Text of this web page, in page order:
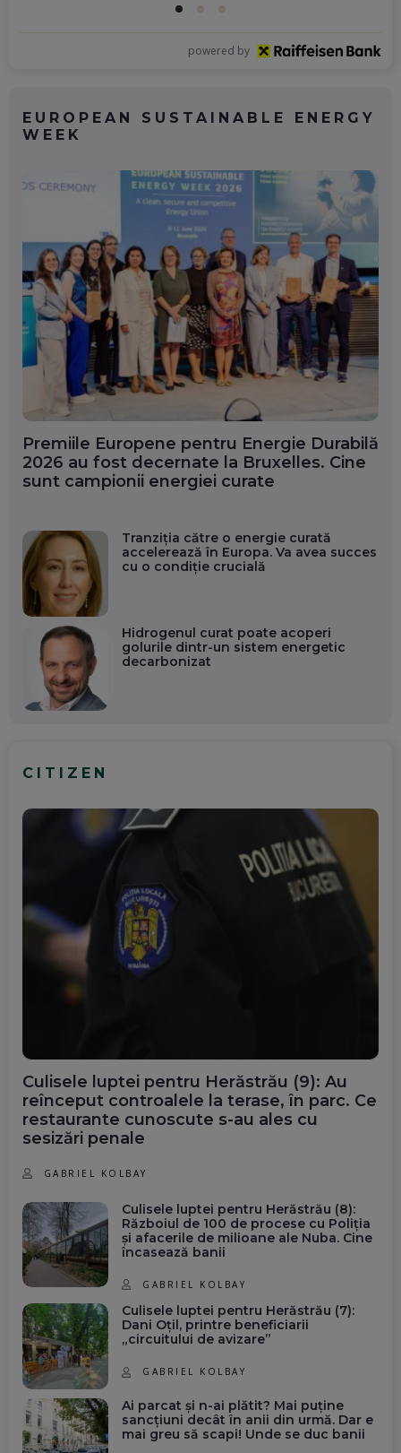
powered by
EUROPEAN SUSTAINABLE ENERGY
WEEK
Premiile Europene pentru Energie Durabilă
2026 au fost decernate la Bruxelles. Cine
sunt campionii energiei curate
Tranziția către o energie curată
accelerează în Europa. Va avea succes
cu o condiție crucială
Hidrogenul curat poate acoperi
golurile dintr-un sistem energetic
decarbonizat
CITIZEN
Culisele luptei pentru Herăstrău (9): Au
reînceput controalele la terase, în parc. Ce
restaurante cunoscute s-au ales cu
sesizări penale
GABRIEL KOLBAY
Culisele luptei pentru Herăstrău (8):
Războiul de 100 de procese cu Poliția
și afacerile de milioane ale Nuba. Cine
încasează banii
GABRIEL KOLBAY
Culisele luptei pentru Herăstrău (7):
Dani Oțil, printre beneficiarii
„circuitului de avizare”
GABRIEL KOLBAY
Ai parcat și n-ai plătit? Mai puține
sancțiuni decât în anii din urmă. Dar e
mai greu să scapi! Unde se duc banii